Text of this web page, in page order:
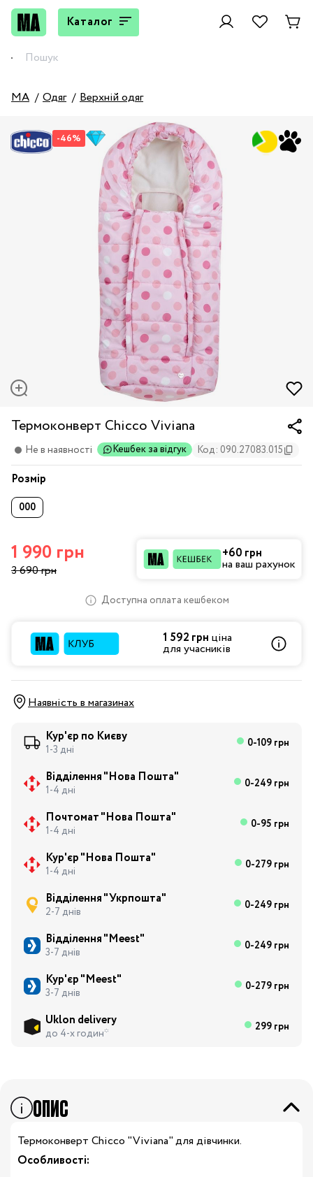
Каталог
MA Одяг Верхній одяг
-46%
Термоконверт Chicco Viviana
Не в наявності Кешбек за відгук Код: 090.27083.015
Розмір
000
1 990 грн
3 690 грн
+60 грн
на ваш рахунок
Доступна оплата кешбеком
1 592 грн ціна
для учасників
Наявність в магазинах
Кур'єр по Києву
1-3 дні 0-109 грн
Відділення "Нова Пошта"
1-4 дні 0-249 грн
Почтомат "Нова Пошта"
1-4 дні 0-95 грн
Кур'єр "Нова Пошта"
1-4 дні 0-279 грн
Відділення "Укрпошта"
2-7 днів 0-249 грн
Відділення "Meest"
3-7 днів 0-249 грн
Кур'єр "Meest"
3-7 днів 0-279 грн
Uklon delivery
до 4-х годин* 299 грн
ОПИС
Термоконверт Chicco "Viviana" для дівчинки.
Особливості: